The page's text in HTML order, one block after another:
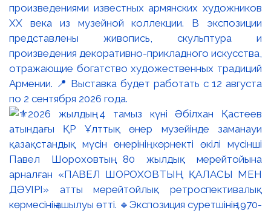
произведениями известных армянских художников
XX века из музейной коллекции. В экспозиции
представлены живопись, скульптура и
произведения декоративно-прикладного искусства,
отражающие богатство художественных традиций
Армении. 📍 Выставка будет работать с 12 августа
по 2 сентября 2026 года.